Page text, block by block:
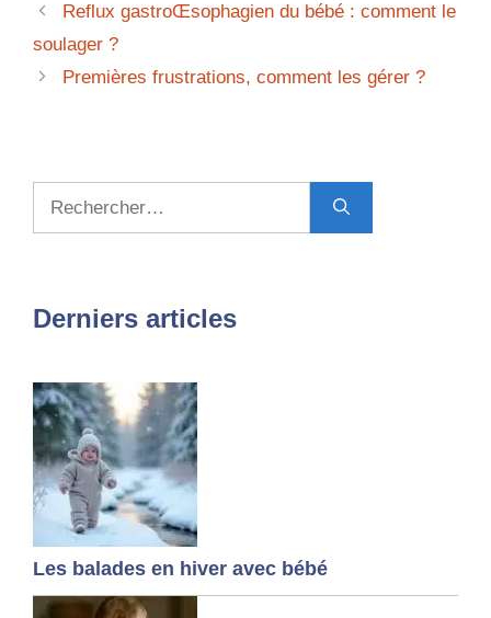
Reflux gastroŒsophagien du bébé : comment le
soulager ?
Premières frustrations, comment les gérer ?
Derniers articles
Les balades en hiver avec bébé